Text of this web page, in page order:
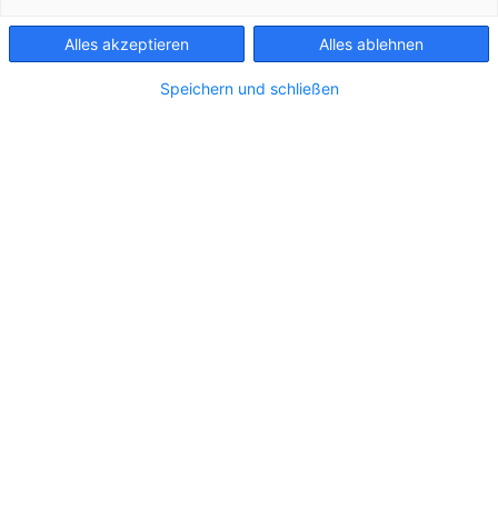
Alles akzeptieren Alles ablehnen
Speichern und schließen